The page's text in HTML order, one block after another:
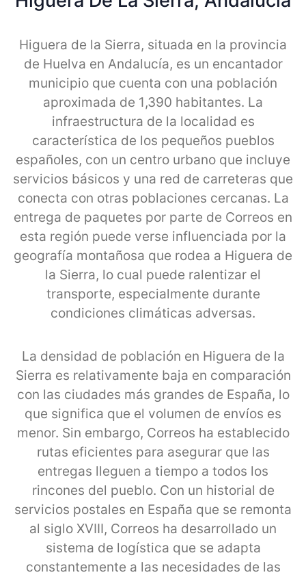
Higuera de la Sierra, situada en la provincia
de Huelva en Andalucía, es un encantador
municipio que cuenta con una población
aproximada de 1,390 habitantes. La
infraestructura de la localidad es
característica de los pequeños pueblos
españoles, con un centro urbano que incluye
servicios básicos y una red de carreteras que
conecta con otras poblaciones cercanas. La
entrega de paquetes por parte de Correos en
esta región puede verse influenciada por la
geografía montañosa que rodea a Higuera de
la Sierra, lo cual puede ralentizar el
transporte, especialmente durante
condiciones climáticas adversas.
La densidad de población en Higuera de la
Sierra es relativamente baja en comparación
con las ciudades más grandes de España, lo
que significa que el volumen de envíos es
menor. Sin embargo, Correos ha establecido
rutas eficientes para asegurar que las
entregas lleguen a tiempo a todos los
rincones del pueblo. Con un historial de
servicios postales en España que se remonta
al siglo XVIII, Correos ha desarrollado un
sistema de logística que se adapta
constantemente a las necesidades de las